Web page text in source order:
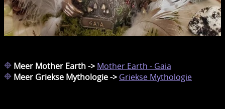
Meer Mother Earth -> Mother Earth - Gaia
Meer Griekse Mythologie -> Griekse Mythologie